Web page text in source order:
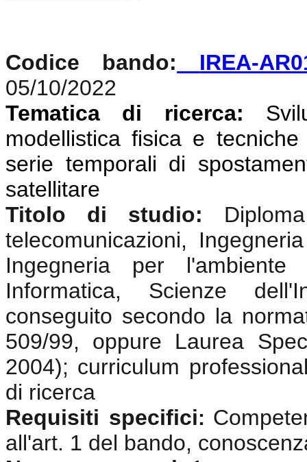
Codice bando:
IREA-
05/10/2022
Tematica di ricerca:
modellistica fisica e
serie temporali di
satellitare
Titolo di studio:
telecomunicazioni,
Ingegneria per
Informatica, Scienze
conseguito secondo la
509/99, oppure Laurea
2004); curriculum
di ricerca
Requisiti specifici:
all'art. 1 del bando,